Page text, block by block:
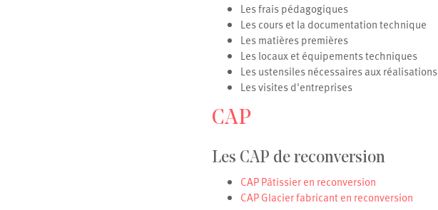
Les frais pédagogiques
Les cours et la documentation technique
Les matières premières
Les locaux et équipements techniques
Les ustensiles nécessaires aux réalisations
Les visites d'entreprises
CAP
Les CAP de reconversion
CAP Pâtissier en reconversion
CAP Glacier fabricant en reconversion